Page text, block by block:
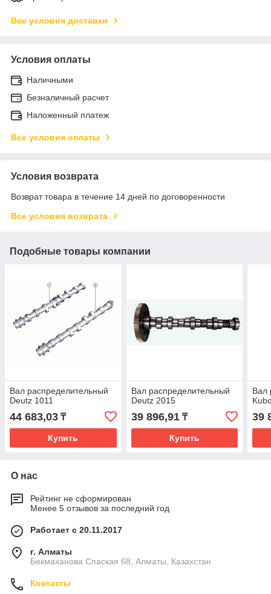
Все условия доставки
Условия оплаты
Наличными
Безналичный расчет
Наложенный платеж
Все условия оплаты
Условия возврата
Возврат товара в течение 14 дней по договоренности
Все условия возврата
Подобные товары компании
Вал распределительный
Deutz 1011
44 683,03 ₸
Купить
Вал распределительный
Deutz 2015
39 896,91₸
Купить
Вал
39
О нас
Рейтинг не сформирован
Менее 5 отзывов за последний год
Работает с 20.11.2017
г. Алматы
Бекмаханова Спаская 68, Алматы, Казахстан
Контакты